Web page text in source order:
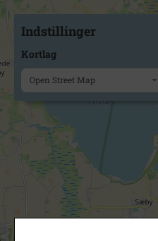
Indstillinger
Kortlag
Open Street Map